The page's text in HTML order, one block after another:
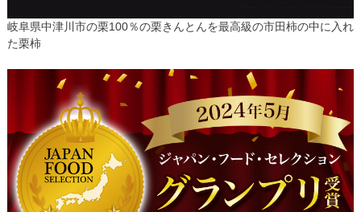
岐阜県中津川市の栗100％の栗きんとんを最高級の市田柿の中に入れ
た栗柿